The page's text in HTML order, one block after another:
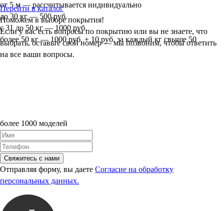
от 5 м — рассчитывается индивидуально
до 30 кг — 500 руб.
с 31 до 50 кг — 1000 руб.
более 50 кг — 1000 руб. + 10 руб. за каждый кг свыше 50
Перейти в каталог
Поможем в выборе покрытия!
Если у вас есть вопросы по покрытию или вы не знаете, что
выбрать, оставьте свой номер — мы позвоним, чтобы ответить
на все ваши вопросы.
более 1000 моделей
Свяжитесь с нами
Отправляя форму, вы даете Согласие на обработку
персональных данных.